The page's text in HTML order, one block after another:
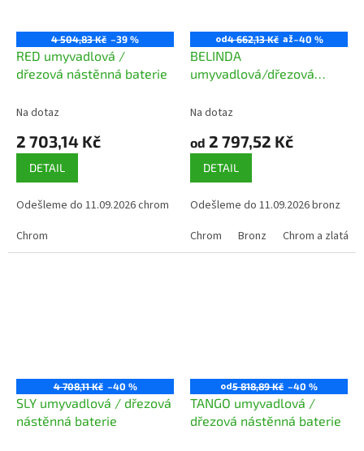
4 504,83 Kč –39 %
RED umyvadlová /
dřezová nástěnná baterie
Na dotaz
2 703,14 Kč
DETAIL
Odešleme do 11.09.2026 chrom
Chrom
od4 662,13 Kč až–40 %
BELINDA
umyvadlová/dřezová
Na dotaz
od 2 797,52 Kč
DETAIL
Odešleme do 11.09.2026 bronz
Chrom
Bronz Chrom a zlatá
4 708,11 Kč –40 %
SLY umyvadlová / dřezová
nástěnná baterie
od5 818,89 Kč –40 %
TANGO umyvadlová /
dřezová nástěnná baterie